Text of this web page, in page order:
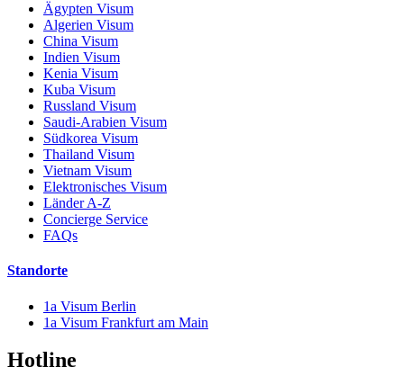
Ägypten Visum
Algerien Visum
China Visum
Indien Visum
Kenia Visum
Kuba Visum
Russland Visum
Saudi-Arabien Visum
Südkorea Visum
Thailand Visum
Vietnam Visum
Elektronisches Visum
Länder A-Z
Concierge Service
FAQs
Standorte
1a Visum Berlin
1a Visum Frankfurt am Main
Hotline